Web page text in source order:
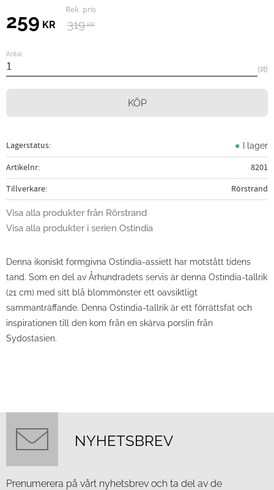
Nedsatt pris:
259 KR
Ordinarie pris:
319KR
Antal
st
KÖP
Lagerstatus I lager
Artikelnr
8201
Tillverkare
Rörstrand
Visa alla produkter från Rörstrand
Visa alla produkter i serien Ostindia
Denna ikoniskt formgivna Ostindia-assiett har motstått tidens
tand. Som en del av Århundradets servis är denna Ostindia-tallrik
(21 cm) med sitt blå blommönster ett oavsiktligt
sammanträffande. Denna Ostindia-tallrik är ett förrättsfat och
inspirationen till den kom från en skärva porslin från
Sydostasien.
NYHETSBREV
Prenumerera på vårt nyhetsbrev och ta del av de